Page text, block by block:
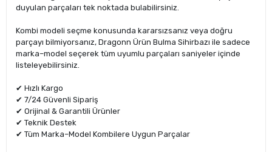
duyulan parçaları tek noktada bulabilirsiniz.
Kombi modeli seçme konusunda kararsızsanız veya doğru
parçayı bilmiyorsanız, Dragonn Ürün Bulma Sihirbazı ile sadece
marka–model seçerek tüm uyumlu parçaları saniyeler içinde
listeleyebilirsiniz.
✔ Hızlı Kargo
✔ 7/24 Güvenli Sipariş
✔ Orijinal & Garantili Ürünler
✔ Teknik Destek
✔ Tüm Marka–Model Kombilere Uygun Parçalar